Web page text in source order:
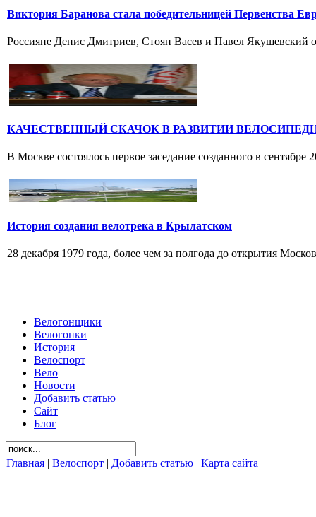
Виктория Баранова стала победительницей Первенства
Россияне Денис Дмитриев, Стоян Васев и Павел Якушевский
КАЧЕСТВЕННЫЙ СКАЧОК В РАЗВИТИИ
В Москве состоялось первое заседание созданного в
История создания велотрека в Крылатском
28 декабря 1979 года, более чем за полгода до открытия
Велогонщики
Велогонки
История
Велоспорт
Вело
Новости
Добавить статью
Сайт
Блог
Главная | Велоспорт | Добавить статью | Карта сайта